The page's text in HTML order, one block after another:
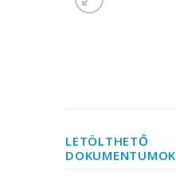
LETÖLTHETŐ
DOKUMENTUMOK